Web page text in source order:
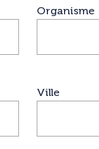
Organisme
Ville